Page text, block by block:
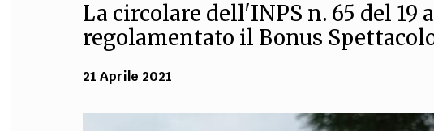
umanistiche, Religione
La circolare dell'INPS n. 65 del 19
regolamentato il Bonus
21 Aprile 2021